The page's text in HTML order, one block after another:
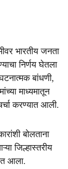
भारतीय जनता
निर्णय घेतला
बांधणी,
माध्यमातून
करण्यात आली.
बोलताना
जिल्हास्तरीय
आला.